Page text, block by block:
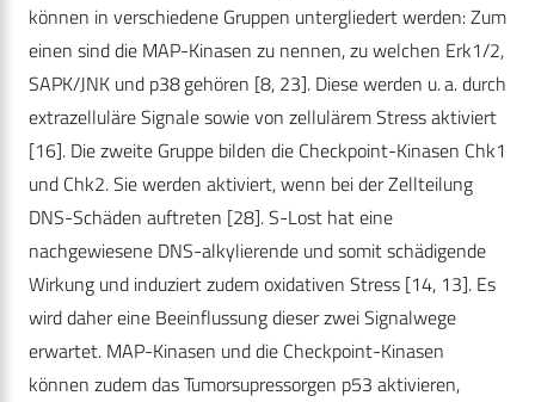
können in verschiedene Gruppen untergliedert werden: Zum
einen sind die MAP-Kinasen zu nennen, zu welchen Erk1/2,
SAPK/JNK und p38 gehören [8, 23]. Diese werden u. a. durch
extrazelluläre Signale sowie von zellulärem Stress aktiviert
[16]. Die zweite Gruppe bilden die Checkpoint-Kinasen Chk1
und Chk2. Sie werden aktiviert, wenn bei der Zellteilung
DNS-Schäden auftreten [28]. S-Lost hat eine
nachgewiesene DNS-alkylierende und somit schädigende
Wirkung und induziert zudem oxidativen Stress [14, 13]. Es
wird daher eine Beeinflussung dieser zwei Signalwege
erwartet. MAP-Kinasen und die Checkpoint-Kinasen
können zudem das Tumorsupressorgen p53 aktivieren,